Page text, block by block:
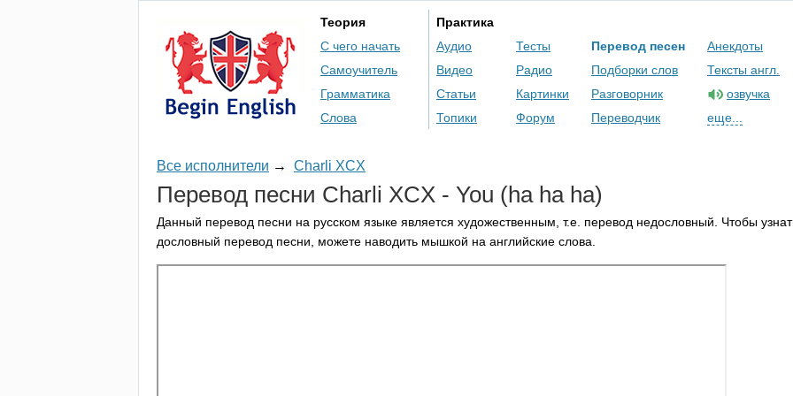
Теория
С чего начать
Самоучитель
Грамматика
Слова
Практика
Аудио
Видео
Статьи
Топики
Тесты
Радио
Картинки
Форум
Перевод песен
Подборки слов
Разговорник
Переводчик
Анекдоты
Тексты англ.
озвучка
еще...
Все исполнители → Charli XCX
Перевод песни Charli XCX - You (ha ha ha)
Данный перевод песни на русском языке является художественным, т.е. перевод недословный. Чтобы
дословный перевод песни, можете наводить мышкой на английские слова.